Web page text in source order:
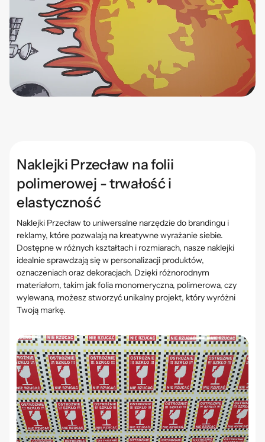
Naklejki Przecław na folii
polimerowej - trwałość i
elastyczność
Naklejki Przecławto uniwersalne narzędzie do brandingu i
reklamy, które pozwalają na kreatywne wyrażanie siebie.
Dostępne w różnych kształtach i rozmiarach, nasze naklejki
idealnie sprawdzają się w personalizacji produktów,
oznaczeniach oraz dekoracjach. Dzięki różnorodnym
materiałom, takim jak folia monomeryczna, polimerowa, czy
wylewana, możesz stworzyć unikalny projekt, który wyróżni
Twoją markę.